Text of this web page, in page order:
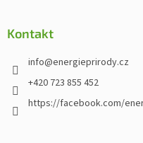
Kontakt
info@energieprirody.cz
+420 723 855 452
https://facebook.com/